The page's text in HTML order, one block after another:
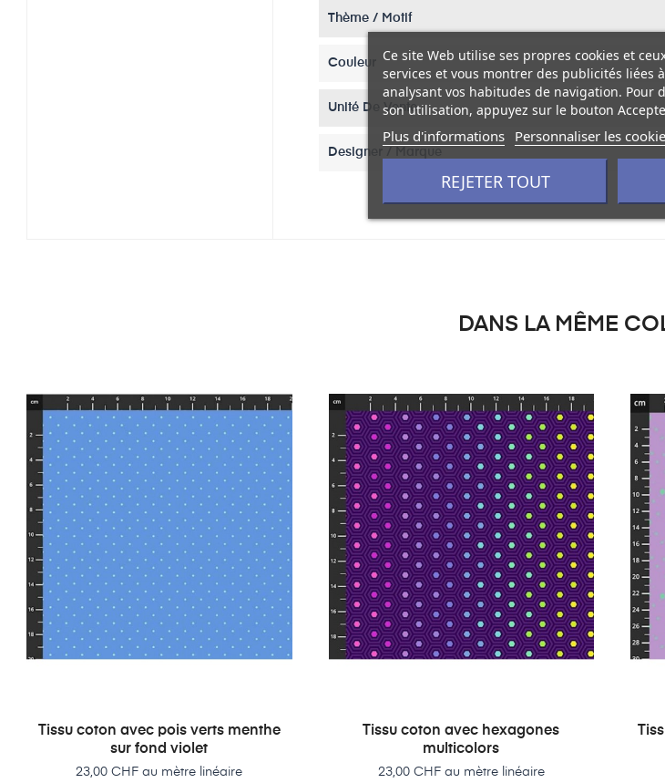
Thème / Motif
Couleur
Unité De Vente
Designer / Marque
DANS LA MÊME
Tissu coton avec pois verts menthe
sur fond violet
Prix
23,00 CHF au mètre linéaire
Tissu coton avec hexagones
multicolors
Prix
23,00 CHF au mètre linéaire
Ce site Web utilise ses propres cookies et
services et vous montrer des publicités liées
analysant vos habitudes de navigation. Pour
son utilisation, appuyez sur le bouton
Plus d'informations Personnaliser les
REJETER TOUT